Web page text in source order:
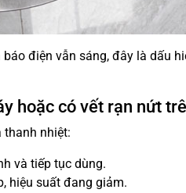
điện vẫn sáng, đây là dấu
hoặc có vết rạn nứt
thanh nhiệt:
và tiếp tục dùng.
hiệu suất đang giảm.